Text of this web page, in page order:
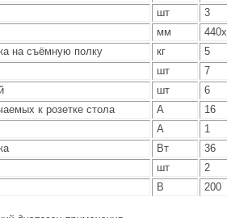
шт
3
мм
на съёмную полку
кг
5
шт
7
шт
6
к розетке стола
А
16
А
1
Вт
36
шт
2
В 200